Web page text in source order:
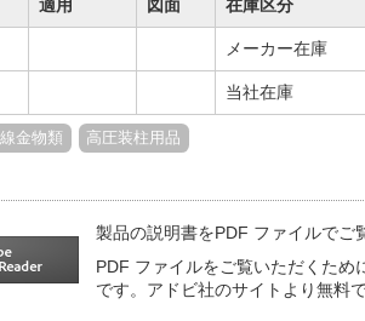
適用 図面 在庫区分
メーカー在庫
当社在庫
金物類 高圧装柱用品
製品の説明書をPDF ファイルでご
PDF ファイルをご覧いただくため
です。アドビ社のサイトより無料